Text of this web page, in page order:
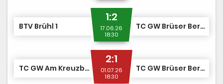
BTV Brühl 1
1:2
17.06.26
18:30
TC GW Brüser Berg 1
TC GW Am Kreuzberg 1
2:1
01.07.26
18:30
TC GW Brüser Berg 1